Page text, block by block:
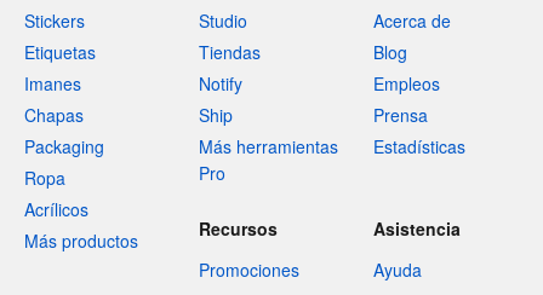
Stickers
Etiquetas
Imanes
Chapas
Packaging
Ropa
Acrílicos
Más productos
Studio
Tiendas
Notify
Ship
Más herramientas
Pro
Acerca de
Blog
Empleos
Prensa
Estadísticas
Recursos
Promociones
Asistencia
Ayuda